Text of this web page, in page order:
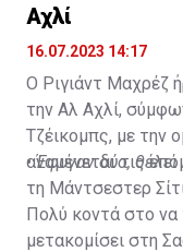
Αχλί
16.07.2023 14:17
Ο Ριγιάντ Μαχρέζ
την Αλ Αχλί,
Τζέικομπς, με την
αναμένεται τις
τη Μάντσεστερ
•Έφυγαν δύο,
Πολύ κοντά στο να
μετακομίσει στη